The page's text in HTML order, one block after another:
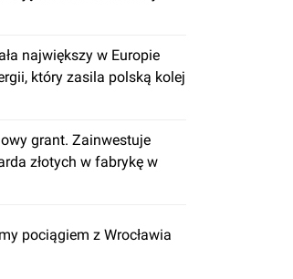
największy w Europie
który zasila polską kolej
grant. Zainwestuje
złotych w fabrykę w
pociągiem z Wrocławia